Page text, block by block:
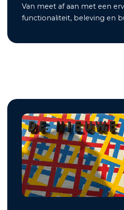
Van meet af aan met een
functionaliteit, beleving en